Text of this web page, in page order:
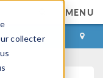
collecter
MENU
CONTACT